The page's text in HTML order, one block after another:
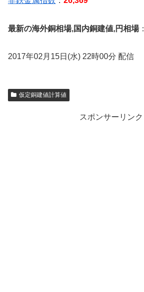
最新の海外銅相場,国内銅建値,円相場：
2017年02月15日(水) 22時00分 配信
仮定銅建値計算値
スポンサーリンク